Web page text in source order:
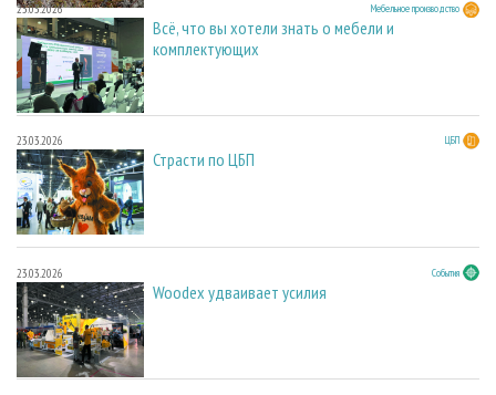
23.03.2026 Мебельное производство
Всё, что вы хотели знать о мебели и
комплектующих
23.03.2026 ЦБП
Страсти по ЦБП
23.03.2026 События
Woodex удваивает усилия